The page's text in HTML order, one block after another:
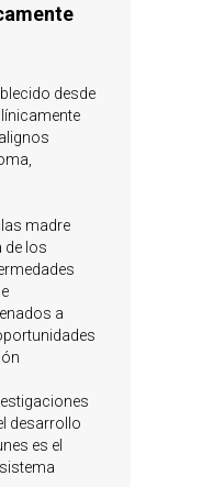
desde
madre
de los
a
desarrollo
es el